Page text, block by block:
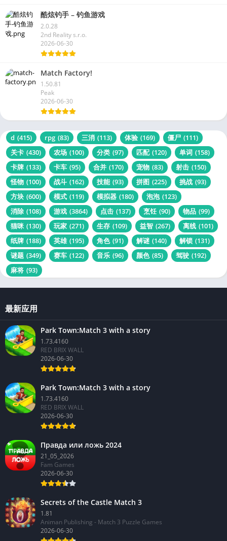
酷炫钓手 – 钓鱼游戏
2.0.28
2nd Reality s.r.o.
2026-06-30
Match Factory!
1.50.81
Peak
2026-06-30
d (415) rpg (83) 三消 (113) 体验 (169) 僵尸 (111)
关卡 (430) 农场 (100) 分类 (97) 匹配 (120) 单词 (158)
卡牌 (133) 卡车 (95) 合并 (170) 宠物 (83) 射击 (150)
怪物 (100) 战斗 (162) 技能 (93) 拼图 (225) 挑战 (93)
方块 (600) 模式 (119) 模拟器 (180) 泡泡 (123)
消除 (108) 游戏 (3864) 点击 (137) 烹饪 (90) 物品 (99)
猫咪 (130) 玩家 (271) 生存 (109) 益智 (267) 离线 (101)
纸牌 (188) 英雄 (195) 角色 (91) 解谜 (140) 解锁 (131)
谜题 (349) 赛车 (122) 音乐 (96) 颜色 (85) 驾驶 (192)
麻将 (93)
最新应用
Park Town:Match 3 with a story
1.73.4160
RED BRIX WALL
2026-06-30
Park Town:Match 3 with a story
1.73.4160
RED BRIX WALL
2026-06-30
Правда или ложь 2024
21_05_2026
Fam Games
2026-06-30
Secrets of the Castle Match 3
1.81
Animan Publishing - Match 3 Puzzle Games
2026-06-30